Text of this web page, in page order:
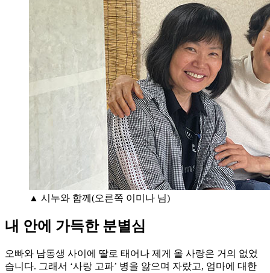
▲ 시누와 함께(오른쪽 이미나 님)
내 안에 가득한 분별심
오빠와 남동생 사이에 딸로 태어나 제게 올 사랑은 거의 없었
습니다. 그래서 ‘사랑 고파’ 병을 앓으며 자랐고, 엄마에 대한